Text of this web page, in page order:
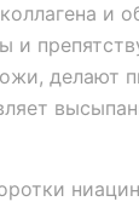
и
делают